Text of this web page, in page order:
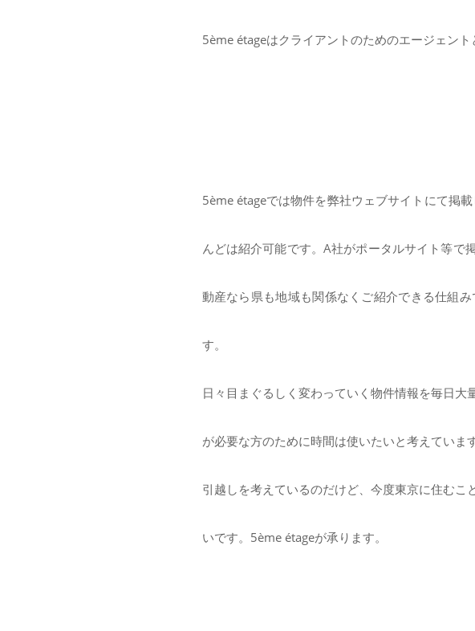
5ème étageはクライアントのためのエージェント
5ème étageでは物件を弊社ウェブサイトにて掲
んどは紹介可能です。A社がポータルサイト等で
動産なら県も地域も関係なくご紹介できる仕組
す。
日々目まぐるしく変わっていく物件情報を毎日
が必要な方のために時間は使いたいと考えています
引越しを考えているのだけど、今度東京に住む
いです。5ème étageが承ります。